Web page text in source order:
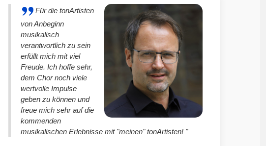
Für die tonArtisten
von Anbeginn
musikalisch
verantwortlich zu sein
erfüllt mich mit viel
Freude. Ich hoffe sehr,
dem Chor noch viele
wertvolle Impulse
geben zu können und
freue mich sehr auf die
kommenden
musikalischen Erlebnisse mit "meinen" tonArtisten! "